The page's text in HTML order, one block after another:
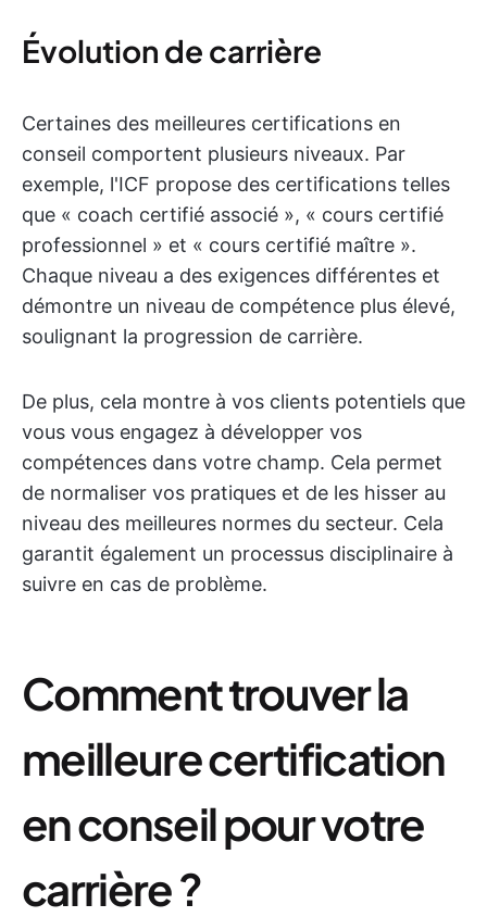
Évolution de carrière
Certaines des meilleures certifications en
conseil comportent plusieurs niveaux. Par
exemple, l'ICF propose des certifications telles
que « coach certifié associé », « cours certifié
professionnel » et « cours certifié maître ».
Chaque niveau a des exigences différentes et
démontre un niveau de compétence plus élevé,
soulignant la progression de carrière.
De plus, cela montre à vos clients potentiels que
vous vous engagez à développer vos
compétences dans votre champ. Cela permet
de normaliser vos pratiques et de les hisser au
niveau des meilleures normes du secteur. Cela
garantit également un processus disciplinaire à
suivre en cas de problème.
Comment trouver la
meilleure certification
en conseil pour votre
carrière ?